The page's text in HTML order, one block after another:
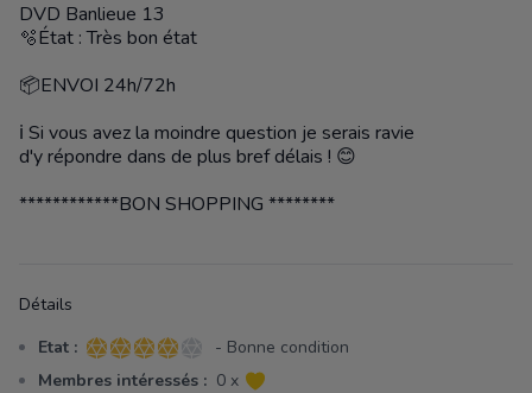
Description
DVD Banlieue 13
🫧État : Très bon état
📦ENVOI 24h/72h
ℹ️ Si vous avez la moindre question je serais ravie
d'y répondre dans de plus bref délais ! 😊
************BON SHOPPING ********
Détails
Etat : 4 sur 5 étoiles
- Bonne condition
Membres intéressés : 0 x